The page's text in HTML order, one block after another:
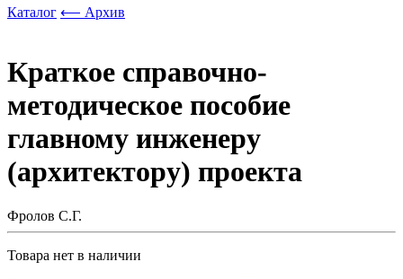
Каталог ⟵ Архив
Краткое справочно-
методическое пособие
главному инженеру
(архитектору) проекта
Фролов С.Г.
Товара нет в наличии